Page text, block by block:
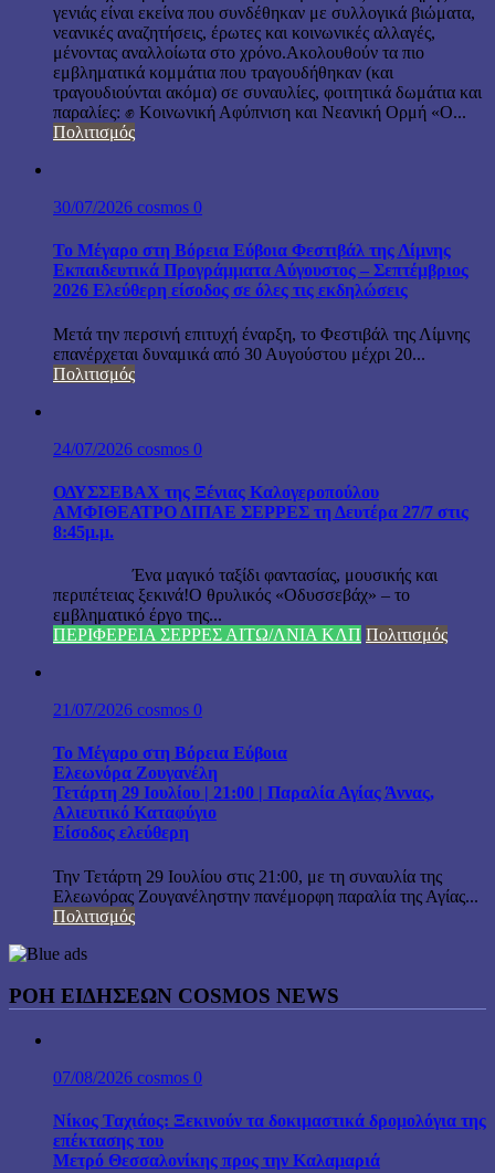
γενιάς είναι εκείνα που συνδέθηκαν με συλλογικά βιώματα,
νεανικές αναζητήσεις, έρωτες και κοινωνικές αλλαγές,
μένοντας αναλλοίωτα στο χρόνο.Ακολουθούν τα πιο
εμβληματικά κομμάτια που τραγουδήθηκαν (και
τραγουδιούνται ακόμα) σε συναυλίες, φοιτητικά δωμάτια και
παραλίες: ✊ Κοινωνική Αφύπνιση και Νεανική Ορμή «Ο...
Πολιτισμός
30/07/2026 cosmos 0
Το Μέγαρο στη Βόρεια Εύβοια Φεστιβάλ της Λίμνης
Εκπαιδευτικά Προγράμματα Αύγουστος – Σεπτέμβριος
2026 Ελεύθερη είσοδος σε όλες τις εκδηλώσεις
Μετά την περσινή επιτυχή έναρξη, το Φεστιβάλ της Λίμνης
επανέρχεται δυναμικά από 30 Αυγούστου μέχρι 20...
Πολιτισμός
24/07/2026 cosmos 0
ΟΔΥΣΣΕΒΑΧ της Ξένιας Καλογεροπούλου
ΑΜΦΙΘΕΑΤΡΟ ΔΙΠΑΕ ΣΕΡΡΕΣ τη Δευτέρα 27/7 στις
8:45μ.μ.
Ένα μαγικό ταξίδι φαντασίας, μουσικής και
περιπέτειας ξεκινά!Ο θρυλικός «Οδυσσεβάχ» – το
εμβληματικό έργο της...
ΠΕΡΙΦΕΡΕΙΑ ΣΕΡΡΕΣ ΑΙΤΩ/ΛΝΙΑ ΚΛΠ Πολιτισμός
21/07/2026 cosmos 0
Το Μέγαρο στη Βόρεια Εύβοια
Ελεωνόρα Ζουγανέλη
Τετάρτη 29 Ιουλίου | 21:00 | Παραλία Αγίας Άννας,
Αλιευτικό Καταφύγιο
Είσοδος ελεύθερη
Την Τετάρτη 29 Ιουλίου στις 21:00, με τη συναυλία της
Ελεωνόρας Ζουγανέληστην πανέμορφη παραλία της Αγίας...
Πολιτισμός
ΡΟΗ ΕΙΔΗΣΕΩΝ COSMOS NEWS
07/08/2026 cosmos 0
Νίκος Ταχιάος: Ξεκινούν τα δοκιμαστικά δρομολόγια της
επέκτασης του
Μετρό Θεσσαλονίκης προς την Καλαμαριά